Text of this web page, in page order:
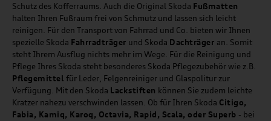
Schutz des Kofferraums. Auch die Original Skoda Fußmatten
halten Ihren Fußraum frei von Schmutz und lassen sich leicht
reinigen. Für den Transport von Fahrrad und Co. bieten wir Ihnen
spezielle Skoda Fahrradträger und Skoda Dachträger an. Somit
steht Ihrem Ausflug nichts mehr im Wege. Für die Reinigung und
Pflege Ihres Skoda steht besonderes Skoda Pflegezubehör wie z.B.
Pflegemittel für Leder, Felgenreiniger und Glaspolitur zur
Verfügung. Mit den Skoda Lackstiften können Sie zudem leichte
Kratzer nahezu verschwinden lassen. Ob für Ihren Skoda Citigo,
Fabia, Kamiq, Karoq, Octavia, Rapid, Scala, oder Superb - bei